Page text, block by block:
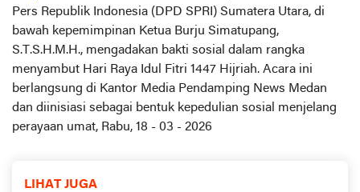
Pers Republik Indonesia (DPD SPRI) Sumatera Utara, di
bawah kepemimpinan Ketua Burju Simatupang,
S.T.S.H.M.H., mengadakan bakti sosial dalam rangka
menyambut Hari Raya Idul Fitri 1447 Hijriah. Acara ini
berlangsung di Kantor Media Pendamping News Medan
dan diinisiasi sebagai bentuk kepedulian sosial menjelang
perayaan umat, Rabu, 18 - 03 - 2026
LIHAT JUGA